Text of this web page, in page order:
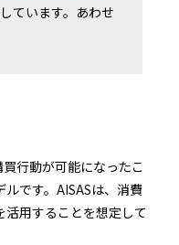
ています。あわせ
行動が可能になったこ
です。AISASは、消費
用することを想定して